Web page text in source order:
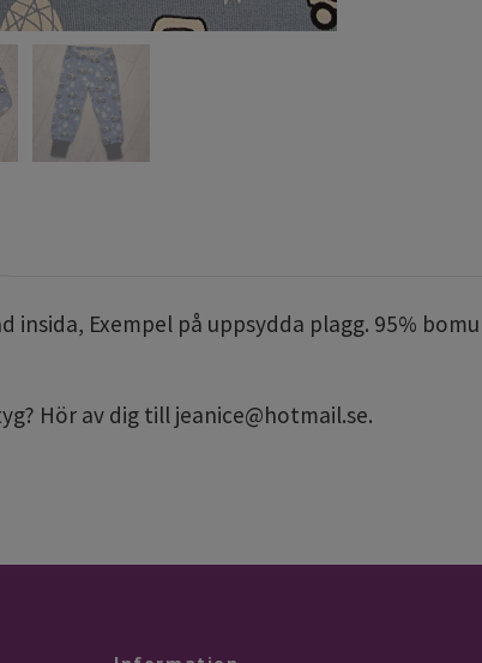
Exempel på uppsydda plagg. 95%
Hör av dig till jeanice@hotmail.se.